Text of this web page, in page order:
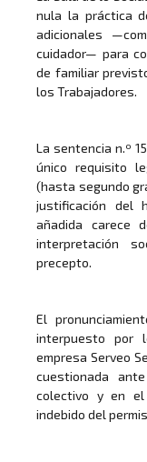
nula la práctica
adicionales
cuidador— para
de familiar
los Trabajadores.
La sentencia n.º
único requisito
(hasta segundo
justificación del
añadida carece
interpretación
precepto.
El
interpuesto por
empresa Serveo
cuestionada
colectivo y en el
indebido del